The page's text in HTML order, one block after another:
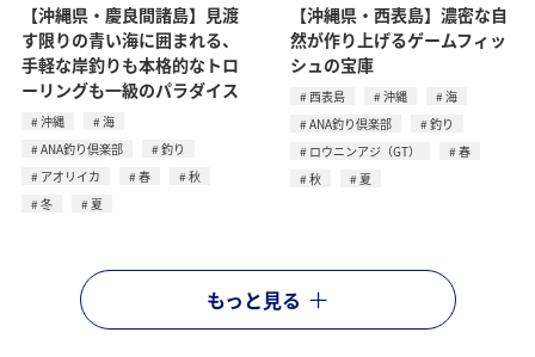
【沖縄県・慶良間諸島】見渡
す限りの青い海に囲まれる、
手軽な岸釣りも本格的なトロ
ーリングも一級のパラダイス
沖縄
海
ANA釣り倶楽部
釣り
アオリイカ
春
秋
冬
夏
【沖縄県・西表島】濃密な自
然が作り上げるゲームフィッ
シュの宝庫
西表島 沖縄
海
ANA釣り倶楽部
釣り
ロウニンアジ（GT）
春
秋
夏
もっと見る